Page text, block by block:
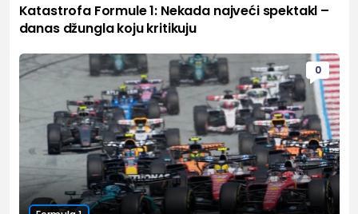
Katastrofa Formule 1: Nekada najveći spektakl –
danas džungla koju kritikuju
0